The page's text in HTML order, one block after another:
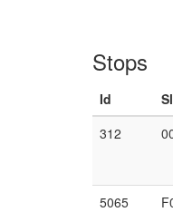
Stops
Id
312
5065